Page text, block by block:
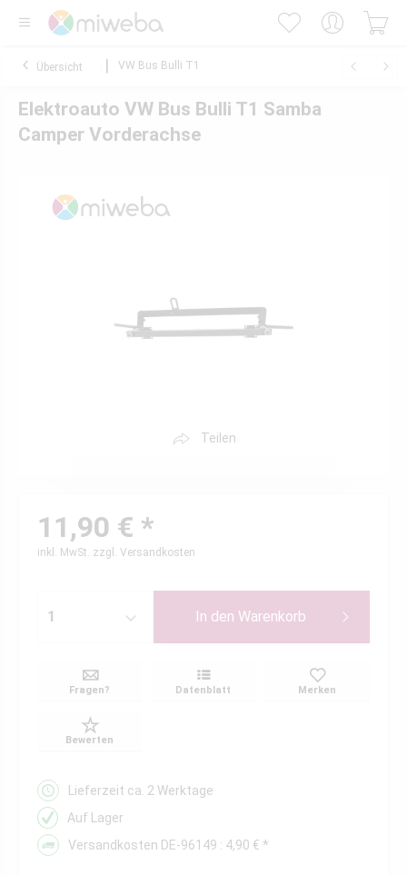
Übersicht VW Bus Bulli T1
Elektroauto VW Bus Bulli T1 Samba
Camper Vorderachse
Teilen
11,90 € *
inkl. MwSt. zzgl. Versandkosten
In den Warenkorb
Fragen? Datenblatt Merken
Bewerten
Lieferzeit ca. 2 Werktage
Auf Lager
Versandkosten DE-96149 : 4,90 € *